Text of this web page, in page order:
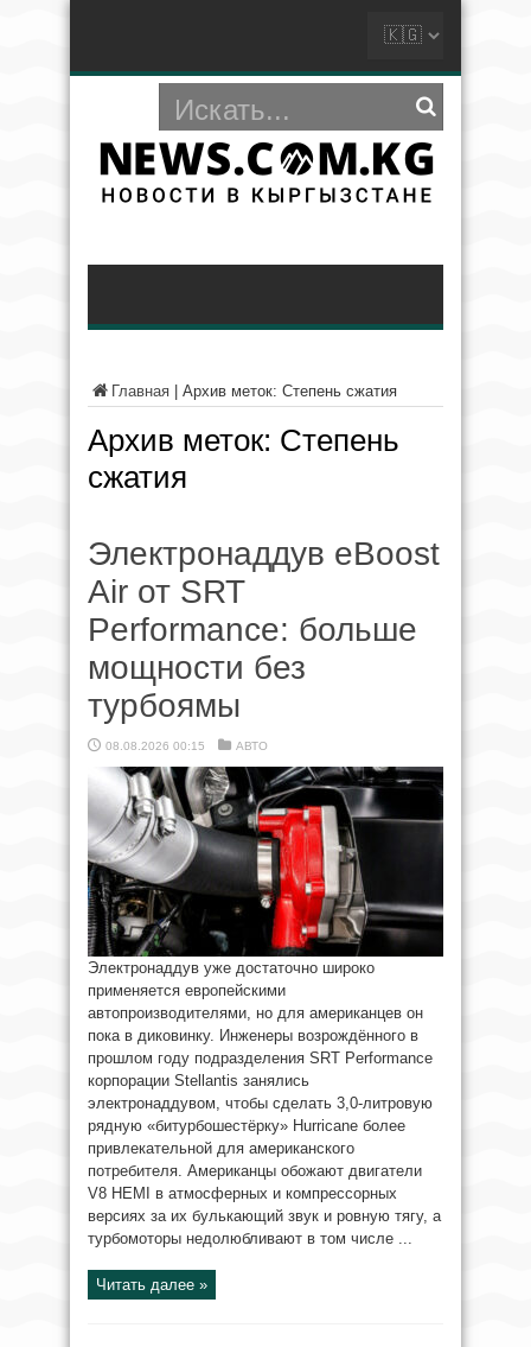
Главная Архив меток: Степень сжатия
Архив меток: Степень
сжатия
Электронаддув eBoost
Air от SRT
Performance: больше
мощности без
турбоямы
08.08.2026 00:15 АВТО
Электронаддув уже достаточно широко
применяется европейскими
автопроизводителями, но для американцев он
пока в диковинку. Инженеры возрождённого в
прошлом году подразделения SRT Performance
корпорации Stellantis занялись
электронаддувом, чтобы сделать 3,0-литровую
рядную «битурбошестёрку» Hurricane более
привлекательной для американского
потребителя. Американцы обожают двигатели
V8 HEMI в атмосферных и компрессорных
версиях за их булькающий звук и ровную тягу, а
турбомоторы недолюбливают в том числе ...
Читать далее »